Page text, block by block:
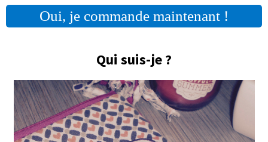
Oui, je commande maintenant !
Qui suis-je ?